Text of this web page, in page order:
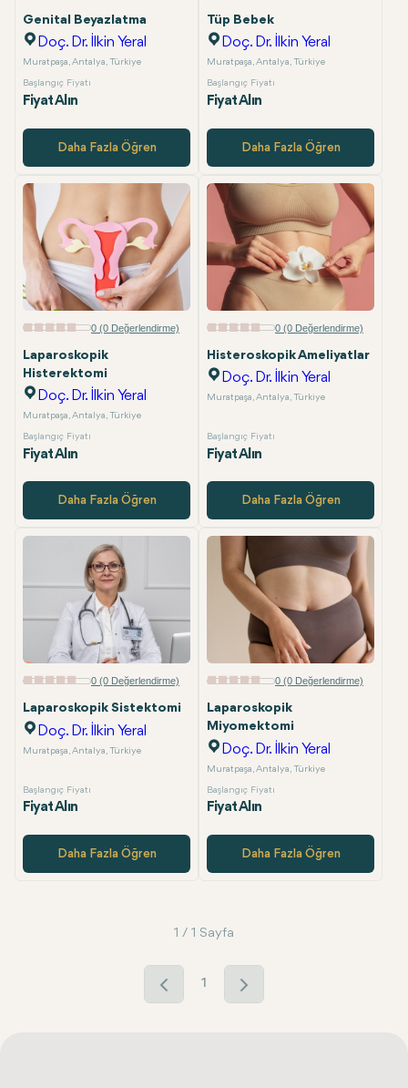
Genital Beyazlatma
Doç. Dr. İlkin Yeral
Muratpaşa, Antalya, Türkiye
Başlangıç Fiyatı
Fiyat Alın
Daha Fazla Öğren
Tüp Bebek
Doç. Dr. İlkin Yeral
Muratpaşa, Antalya, Türkiye
Başlangıç Fiyatı
Fiyat Alın
Daha Fazla Öğren
0 (0 Değerlendirme)
Laparoskopik
Histerektomi
Doç. Dr. İlkin Yeral
Muratpaşa, Antalya, Türkiye
Başlangıç Fiyatı
Fiyat Alın
Daha Fazla Öğren
0 (0 Değerlendirme)
Histeroskopik Ameliyatlar
Doç. Dr. İlkin Yeral
Muratpaşa, Antalya, Türkiye
Başlangıç Fiyatı
Fiyat Alın
Daha Fazla Öğren
0 (0 Değerlendirme)
Laparoskopik Sistektomi
Doç. Dr. İlkin Yeral
Muratpaşa, Antalya, Türkiye
Başlangıç Fiyatı
Fiyat Alın
Daha Fazla Öğren
0 (0 Değerlendirme)
Laparoskopik
Miyomektomi
Doç. Dr. İlkin Yeral
Muratpaşa, Antalya, Türkiye
Başlangıç Fiyatı
Fiyat Alın
Daha Fazla Öğren
1 / 1 Sayfa
1